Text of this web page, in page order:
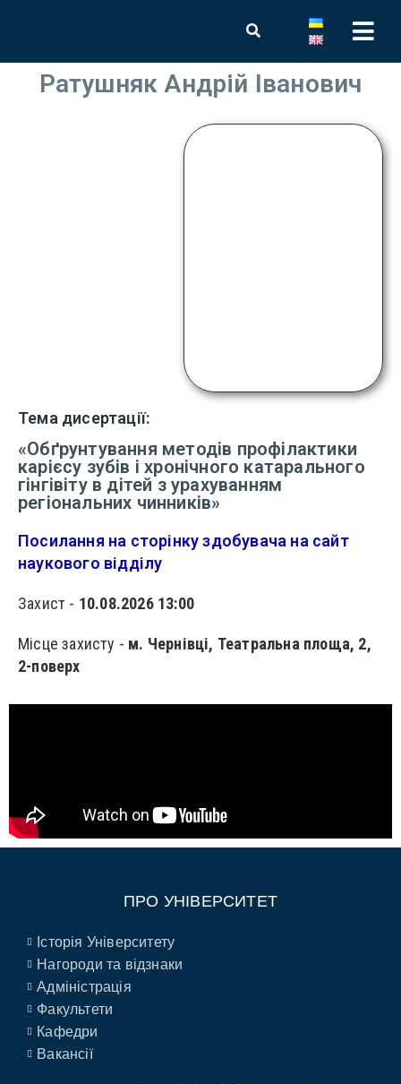
Ратушняк Андрій Іванович
Тема дисертації:
«Обґрунтування методів профілактики
карієсу зубів і хронічного катарального
гінгівіту в дітей з урахуванням
регіональних чинників»
Посилання на сторінку здобувача на сайт
наукового відділу
Захист - 10.08.2026 13:00
Місце захисту - м. Чернівці, Театральна площа, 2,
2-поверх
ПРО УНІВЕРСИТЕТ
Історія Університету
Нагороди та відзнаки
Адміністрація
Факультети
Кафедри
Вакансії